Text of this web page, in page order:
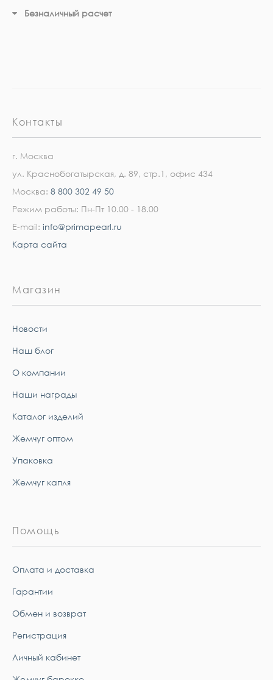
Безналичный расчет
Контакты
г. Москва
ул. Краснобогатырская, д. 89, стр.1, офис 434
Москва: 8 800 302 49 50
Режим работы: Пн-Пт 10.00 - 18.00
E-mail: info@primapearl.ru
Карта сайта
Магазин
Новости
Наш блог
О компании
Наши награды
Каталог изделий
Жемчуг оптом
Упаковка
Жемчуг капля
Помощь
Оплата и доставка
Гарантии
Обмен и возврат
Регистрация
Личный кабинет